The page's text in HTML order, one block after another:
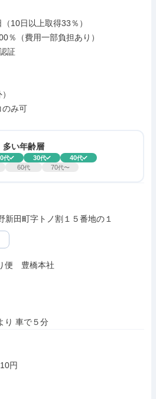
10日以上取得33％）
％（費用一部負担あり）
証
のみ可
多い年齢層
代 30代 40代
60代 70代〜
田町字トノ割１５番地の１
便　豊橋本社
り 車で５分
円